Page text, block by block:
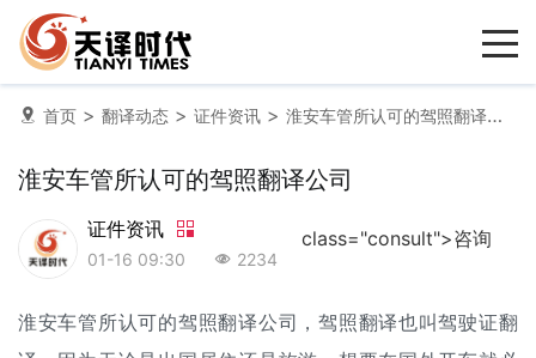
首页 > 翻译动态 > 证件资讯 > 淮安车管所认可的驾照翻译公司
淮安车管所认可的驾照翻译公司
证件资讯
01-16 09:30 2234
class="consult">咨询
淮安车管所认可的驾照翻译公司 ，驾照翻译也叫驾驶证翻